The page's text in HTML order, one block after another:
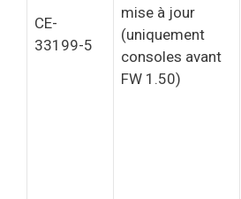
CE-
33199-5
mise à jour
(uniquement
consoles avant
FW 1.50)